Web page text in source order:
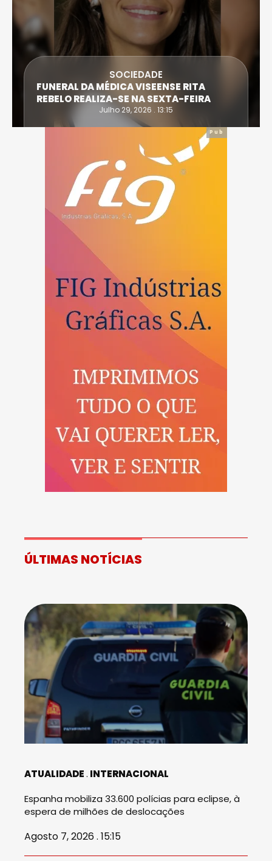
SOCIEDADE
FUNERAL DA MÉDICA VISEENSE RITA
REBELO REALIZA-SE NA SEXTA-FEIRA
Julho 29, 2026 . 13:15
Pub
ÚLTIMAS NOTÍCIAS
ATUALIDADE INTERNACIONAL
Espanha mobiliza 33.600 polícias para eclipse, à
espera de milhões de deslocações
Agosto 7, 2026 . 15:15